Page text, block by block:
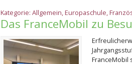
Kategorie: Allgemein,Europaschule,
Das FranceMobil zu
FranceMobil